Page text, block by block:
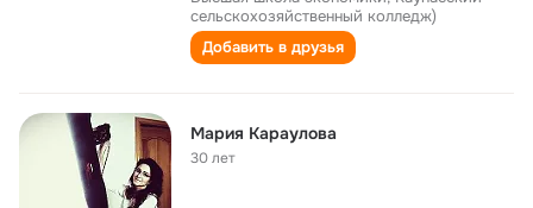
сельскохозяйственный колледж)
Добавить в друзья
Мария Караулова
30 лет